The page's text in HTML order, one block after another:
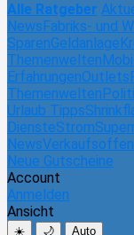
Alle Ratgeber
NewsFabriks- und
SparenGeldanlage
Themenwelten
ErfahrungenOutlets
Themenwelten
Urlaub Tipps
DiensteStrom
News
Neue Gutscheine
Account
Anmelden
Ansicht
☀️ 🌙 Auto